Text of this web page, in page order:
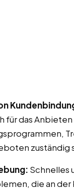
für das
zuständig
Schnelles
die an der